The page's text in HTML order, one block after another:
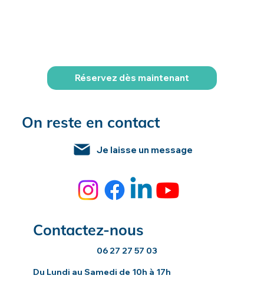
Réservez dès maintenant
On reste en contact
Je laisse un message
Contactez-nous
06 27 27 57 03
Du Lundi au Samedi de 10h à 17h